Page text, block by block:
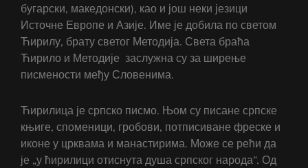
бугарски, македонски), као и још неки језици
Источне Европе и Азије. Име је добила по светом
Ћирилу, брату светог Методија. Света браћа
Ћирило и Методије заслужна су за ширење
писмености међу Словенима.
Ћирилица је српско писмо. Њом су писане српске
књиге, споменици, гробови, потписиване фреске и
иконе у црквама и манастирима. Може се рећи да
је „у ћирилици отиснута душа српског народа“. Од